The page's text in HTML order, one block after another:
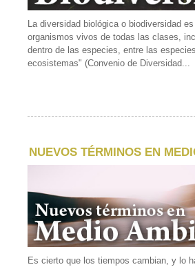
La diversidad biológica o biodiversidad
organismos vivos de todas las clases,
dentro de las especies, entre las
ecosistemas" (Convenio de Diversidad...
NUEVOS TÉRMINOS EN
Es cierto que los tiempos cambian, y lo